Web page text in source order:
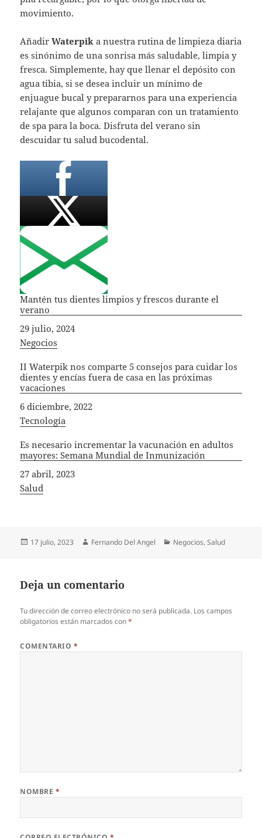
movimiento.
AñadirWaterpik a nuestra rutina de limpieza diaria
es sinónimo de una sonrisa más saludable, limpia y
fresca. Simplemente, hay que llenar el depósito con
agua tibia, si se desea incluir un mínimo de
enjuague bucal y prepararnos para una experiencia
relajante que algunos comparan con un tratamiento
de spa para la boca. Disfruta del verano sin
descuidar tu salud bucodental.
Mantén tus dientes limpios y frescos durante el
verano
Fecha
29 julio, 2024
In relation to
Negocios
II Waterpik nos comparte 5 consejos para cuidar los
dientes y encías fuera de casa en las próximas
vacaciones
Fecha
6 diciembre, 2022
In relation to
Tecnología
Es necesario incrementar la vacunación en adultos
mayores: Semana Mundial de Inmunización
Fecha
27 abril, 2023
In relation to
Salud
Publicado
17 julio, 2023 Autor
Fernando Del Angel Categorías
Negocios,Salud
Deja un comentario
Tu dirección de correo electrónico no será publicada. Los campos
obligatorios están marcados con*
COMENTARIO *
NOMBRE *